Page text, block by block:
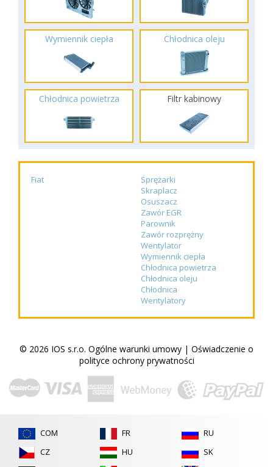
Wymiennik ciepła Chłodnica oleju
Chłodnica powietrza Filtr kabinowy
Fiat
Sprężarki
Skraplacz
Osuszacz
Zawór EGR
Parownik
Zawór rozprężny
Wentylator
Wymiennik ciepła
Chłodnica powietrza
Chłodnica oleju
Chłodnica
Wentylatory
© 2026 IOS s.r.o. Ogólne warunki umowy | Oświadczenie o
polityce ochrony prywatności
COM
CZ
FR
HU
RU
SK